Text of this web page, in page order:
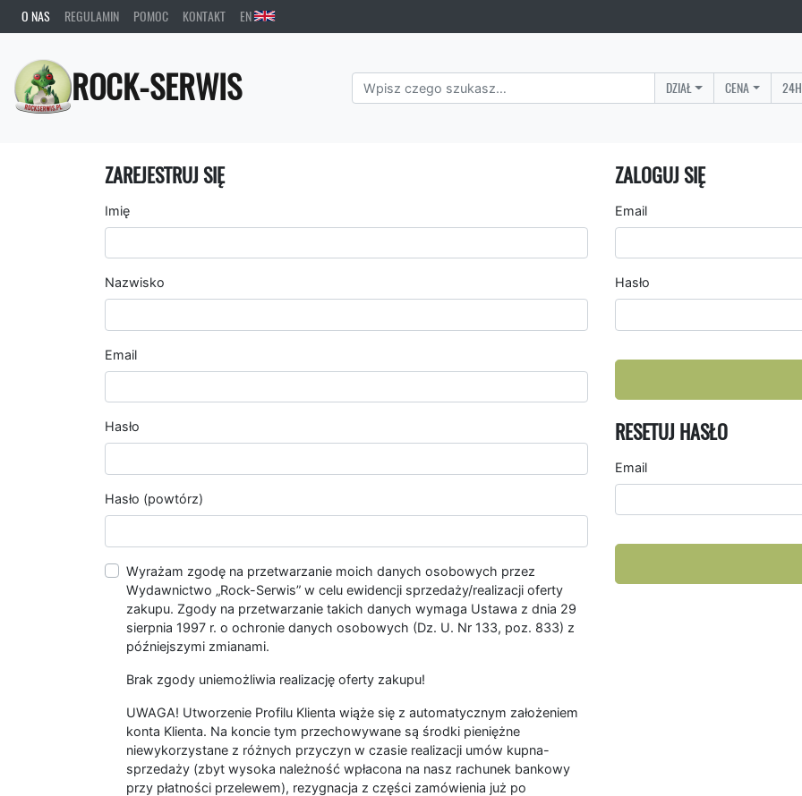
O NAS REGULAMIN POMOC KONTAKT EN
ROCK-SERWIS DZIAŁ CENA
ZAREJESTRUJ SIĘ
Imię
Nazwisko
Email
Hasło
Hasło (powtórz)
Wyrażam zgodę na przetwarzanie moich danych osobowych przez
Wydawnictwo „Rock-Serwis” w celu ewidencji sprzedaży/realizacji oferty
zakupu. Zgody na przetwarzanie takich danych wymaga Ustawa z dnia 29
sierpnia 1997 r. o ochronie danych osobowych (Dz. U. Nr 133, poz. 833) z
późniejszymi zmianami.
Brak zgody uniemożliwia realizację oferty zakupu!
UWAGA! Utworzenie Profilu Klienta wiąże się z automatycznym założeniem
konta Klienta. Na koncie tym przechowywane są środki pieniężne
niewykorzystane z różnych przyczyn w czasie realizacji umów kupna-
sprzedaży (zbyt wysoka należność wpłacona na nasz rachunek bankowy
przy płatności przelewem), rezygnacja z części zamówienia już po
ZALOGUJ SIĘ
Email
Hasło
RESETUJ HASŁO
Email